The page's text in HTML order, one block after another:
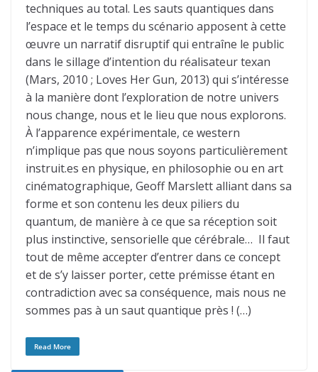
techniques au total. Les sauts quantiques dans
l’espace et le temps du scénario apposent à cette
œuvre un narratif disruptif qui entraîne le public
dans le sillage d’intention du réalisateur texan
(Mars, 2010 ; Loves Her Gun, 2013) qui s’intéresse
à la manière dont l’exploration de notre univers
nous change, nous et le lieu que nous explorons.
À l’apparence expérimentale, ce western
n’implique pas que nous soyons particulièrement
instruit.es en physique, en philosophie ou en art
cinématographique, Geoff Marslett alliant dans sa
forme et son contenu les deux piliers du
quantum, de manière à ce que sa réception soit
plus instinctive, sensorielle que cérébrale… Il faut
tout de même accepter d’entrer dans ce concept
et de s’y laisser porter, cette prémisse étant en
contradiction avec sa conséquence, mais nous ne
sommes pas à un saut quantique près ! (…)
Read More